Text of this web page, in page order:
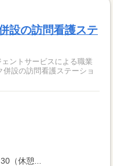
設の訪問看護ステ
ントサービスによる職業
設の訪問看護ステーショ
（休憩...